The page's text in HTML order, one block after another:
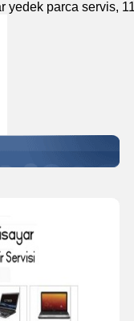
yedek parca servis, 11